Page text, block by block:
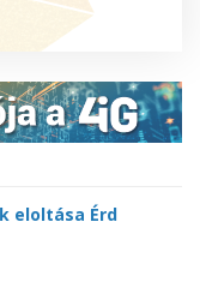
eloltása Érd